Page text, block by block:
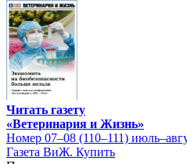
Читать газету
«Ветеринария и Жизнь»
Номер 07–08 (110–111)
Газета ВиЖ. Купить